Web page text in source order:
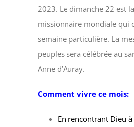
2023. Le dimanche 22 est
missionnaire mondiale qui
semaine particulière. La
peuples sera célébrée au
Anne d’Auray.
Comment vivre ce mois:
En rencontrant Dieu